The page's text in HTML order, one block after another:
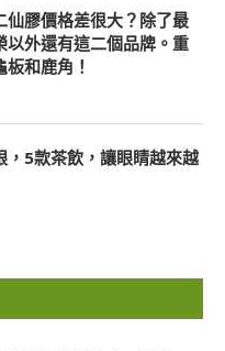
仙膠價格差很大？除了最
以外還有這二個品牌。重
和鹿角！
，5款茶飲，讓眼睛越來越